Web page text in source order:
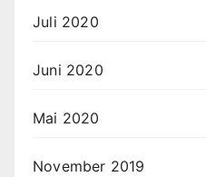
Juli 2020
Juni 2020
Mai 2020
November 2019